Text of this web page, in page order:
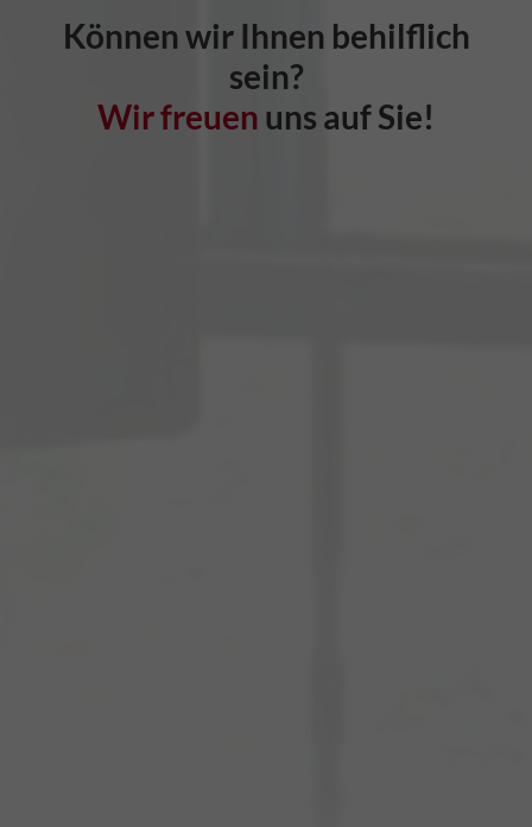
Können wir Ihnen behilflich
sein?
Wir freuen uns auf Sie!